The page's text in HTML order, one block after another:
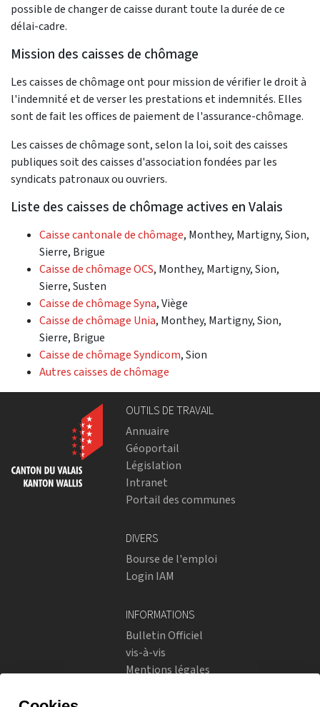
possible de changer de caisse durant toute la durée de ce
délai-cadre.
Mission des caisses de chômage
Les caisses de chômage ont pour mission de vérifier le droit à
l'indemnité et de verser les prestations et indemnités. Elles
sont de fait les offices de paiement de l'assurance-chômage.
Les caisses de chômage sont, selon la loi, soit des caisses
publiques soit des caisses d'association fondées par les
syndicats patronaux ou ouvriers.
Liste des caisses de chômage actives en Valais
Caisse cantonale de chômage, Monthey, Martigny, Sion,
Sierre, Brigue
Caisse de chômage OCS, Monthey, Martigny, Sion,
Sierre, Susten
Caisse de chômage Syna, Viège
Caisse de chômage Unia, Monthey, Martigny, Sion,
Sierre, Brigue
Caisse de chômage Syndicom, Sion
Autres caisses de chômage
OUTILS DE TRAVAIL
Annuaire
Géoportail
Législation
Intranet
Portail des communes
DIVERS
Bourse de l'emploi
Login IAM
INFORMATIONS
Bulletin Officiel
vis-à-vis
Mentions légales